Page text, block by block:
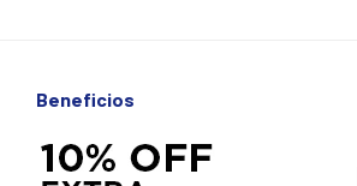
Beneficios